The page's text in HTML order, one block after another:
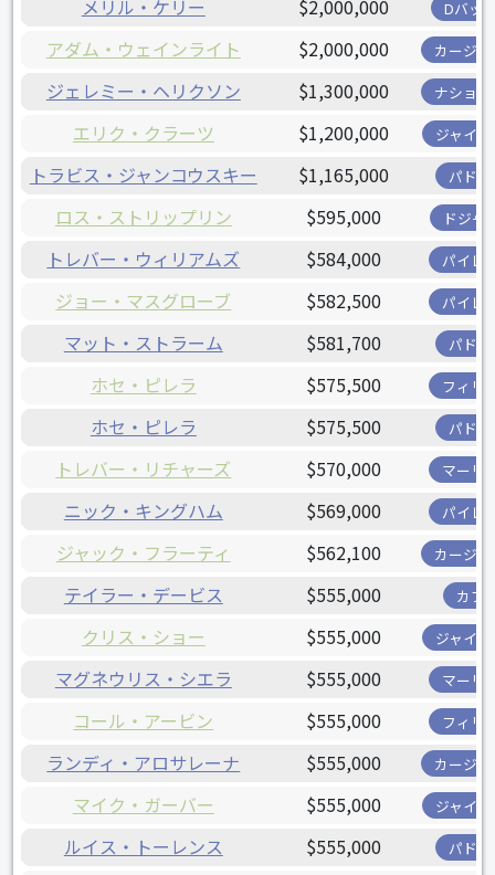
メリル・ケリー $2,000,000 Dバッ
アダム・ウェインライト $2,000,000 カージ
ジェレミー・ヘリクソン $1,300,000 ナショ
エリク・クラーツ $1,200,000 ジャイ
トラビス・ジャンコウスキー $1,165,000 パド
ロス・ストリップリン $595,000 ドジャ
トレバー・ウィリアムズ $584,000 パイレ
ジョー・マスグローブ $582,500 パイレ
マット・ストラーム $581,700 パド
ホセ・ピレラ $575,500 フィリ
ホセ・ピレラ $575,500 パド
トレバー・リチャーズ $570,000 マーリ
ニック・キングハム $569,000 パイレ
ジャック・フラーティ $562,100 カージ
テイラー・デービス $555,000 カブ
クリス・ショー $555,000 ジャイ
マグネウリス・シエラ $555,000 マーリ
コール・アービン $555,000 フィリ
ランディ・アロサレーナ $555,000 カージ
マイク・ガーバー $555,000 ジャイ
ルイス・トーレンス $555,000 パド